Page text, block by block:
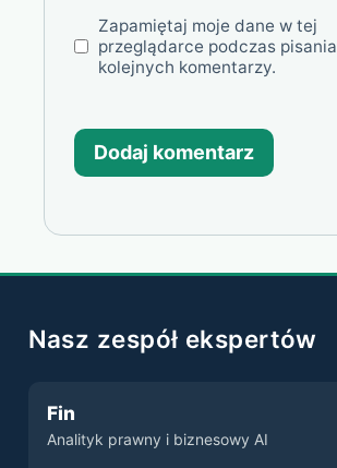
Zapamiętaj moje dane w tej
przeglądarce podczas pisania
kolejnych komentarzy.
Nasz zespół ekspertów
Fin
Analityk prawny i biznesowy AI